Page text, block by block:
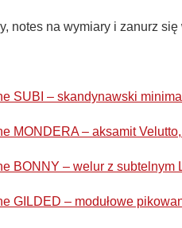
notes na wymiary i zanurz
SUBI – skandynawski
MONDERA – aksamit
BONNY – welur z subtelnym
GILDED – modułowe